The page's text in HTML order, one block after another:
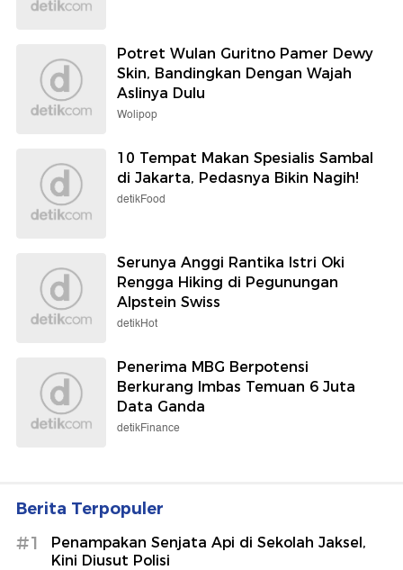
Potret Wulan Guritno Pamer Dewy
Skin, Bandingkan Dengan Wajah
Aslinya Dulu
Wolipop
10 Tempat Makan Spesialis Sambal
di Jakarta, Pedasnya Bikin Nagih!
detikFood
Serunya Anggi Rantika Istri Oki
Rengga Hiking di Pegunungan
Alpstein Swiss
detikHot
Penerima MBG Berpotensi
Berkurang Imbas Temuan 6 Juta
Data Ganda
detikFinance
Berita Terpopuler
#1
Penampakan Senjata Api di Sekolah Jaksel,
Kini Diusut Polisi